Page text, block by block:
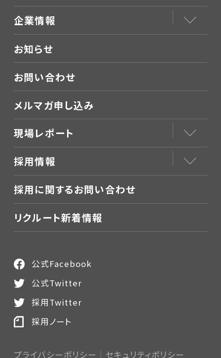
企業情報
お知らせ
お問い合わせ
メルマガ申し込み
現場レポート
採用情報
採用に関するお問い合わせ
リクルート新着情報
プライバシーポリシー セキュリティポリシー
公式Facebook
公式Twitter
採用Twitter
採用ノート